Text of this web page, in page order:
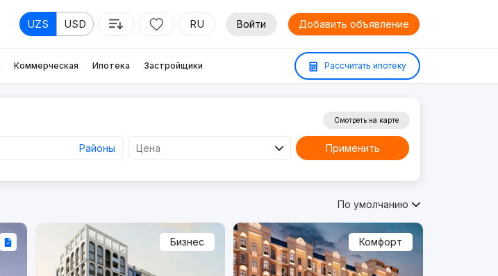
UZS USD RU Войти Добавить объявление
Коммерческая Ипотека Застройщики Рассчитать ипотеку
Районы Цена
Смотреть на карте
Применить
По умолчанию
Бизнес Комфорт